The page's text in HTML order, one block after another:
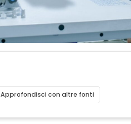
Approfondisci con altre fonti